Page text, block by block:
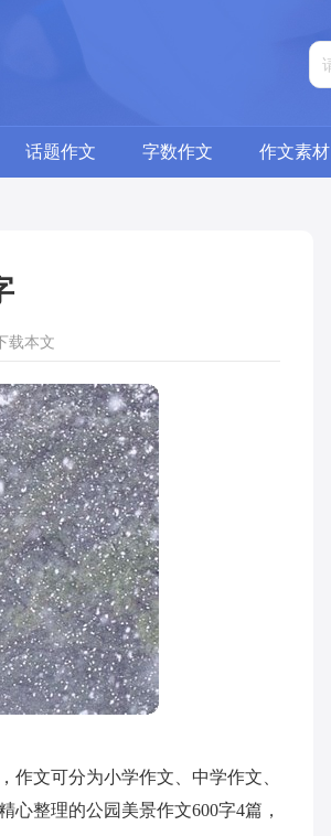
话题作文 字数作文 作文素材
载本文
文可分为小学作文、中学作文、
整理的公园美景作文600字4篇，